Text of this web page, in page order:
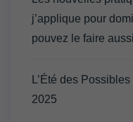
j’applique pour
pouvez le faire
L’Été des
2025